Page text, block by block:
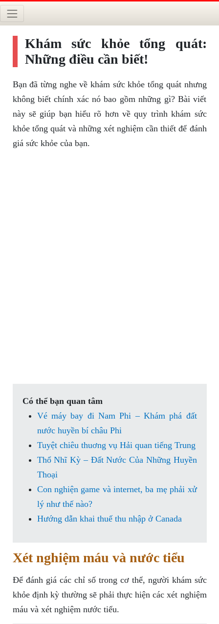
Khám sức khỏe tổng quát:
Những điều cần biết!
Bạn đã từng nghe về khám sức khỏe tổng quát nhưng
không biết chính xác nó bao gồm những gì? Bài viết
này sẽ giúp bạn hiểu rõ hơn về quy trình khám sức
khỏe tổng quát và những xét nghiệm cần thiết để đánh
giá sức khỏe của bạn.
Có thể bạn quan tâm
Vé máy bay đi Nam Phi – Khám phá đất
nước huyền bí châu Phi
Tuyệt chiêu thuơng vụ Hải quan tiếng Trung
Thổ Nhĩ Kỳ – Đất Nước Của Những Huyền
Thoại
Con nghiện game và internet, ba mẹ phải xử
lý như thế nào?
Hướng dẫn khai thuế thu nhập ở Canada
Xét nghiệm máu và nước tiểu
Để đánh giá các chỉ số trong cơ thể, người khám sức
khỏe định kỳ thường sẽ phải thực hiện các xét nghiệm
máu và xét nghiệm nước tiểu.